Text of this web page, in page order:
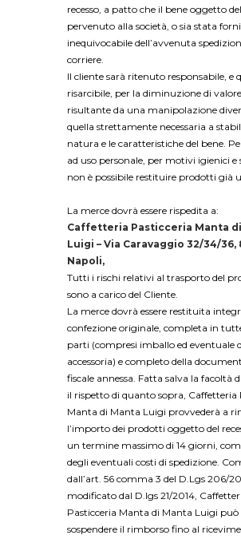
recesso, a patto che il bene oggetto del
pervenuto alla società, o sia stata
inequivocabile dell’avvenuta
corriere.
Il cliente sarà ritenuto responsabile, e
risarcibile, per la diminuzione di
risultante da una manipolazione
quella strettamente necessaria a
natura e le caratteristiche del bene.
ad uso personale, per motivi igienici e
non è possibile restituire prodotti già
La merce dovrà essere rispedita a:
Caffetteria Pasticceria Manta
Luigi – Via Caravaggio 32/34/36,
Napoli,
Tutti i rischi relativi al trasporto del
sono a carico del Cliente.
La merce dovrà essere restituita
confezione originale, completa in
parti (compresi imballo ed eventuale
accessoria) e completo della
fiscale annessa. Fatta salva la facoltà
il rispetto di quanto sopra, Caffetteria
Manta di Manta Luigi provvederà a
l’importo dei prodotti oggetto del
un termine massimo di 14 giorni,
degli eventuali costi di spedizione.
dall’art. 56 comma 3 del D.Lgs 206/
modificato dal D.lgs 21/2014,
Pasticceria Manta di Manta Luigi può
sospendere il rimborso fino al